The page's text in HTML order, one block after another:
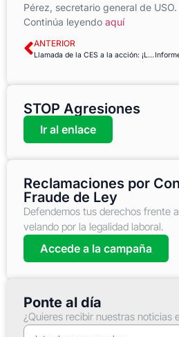
Pérez, secretario general de USO.
Continúa leyendo aquí
ANTERIOR
Llamada de la CES a la acción: ¡La guerra en Ucrania tiene que terminar ahora!
STOP Agresiones
Ir al enlace
Reclamaciones por
Fraude de Ley
Defendemos tus derechos frente
velando por la legalidad laboral.
Accede a la campaña
Ponte al día
¿Quieres recibir nuestras noticias